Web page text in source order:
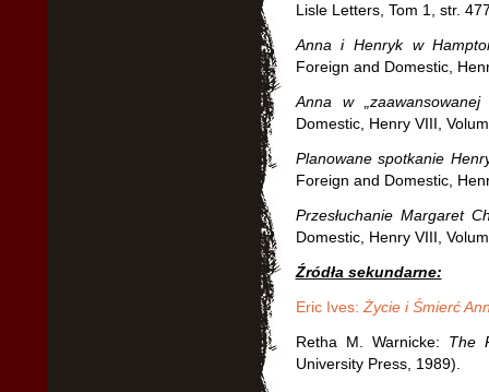
Lisle Letters, Tom 1, str.
Anna i Henryk w
Foreign and Domestic,
Anna w
Domestic, Henry VIII,
Planowane spotkanie
Foreign and Domestic,
Przesłuchanie Margaret
Domestic, Henry VIII,
Źródła sekundarne:
Eric Ives: Życie i Śmierć
Retha M. Warnicke: The
University Press, 1989).